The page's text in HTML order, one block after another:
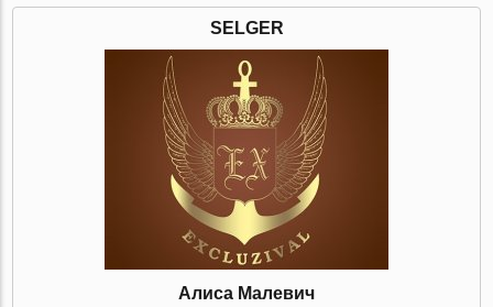
SELGER
Алиса Малевич